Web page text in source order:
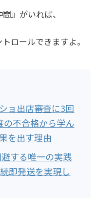
』 がいれば、
ロールできますよ。
ョ出店審査に3回
の不合格から学ん
を出す理由
する唯一の実践
即発送を実現し